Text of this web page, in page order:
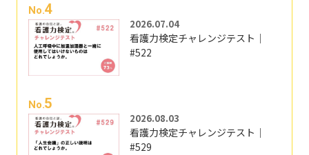
No.4
2026.07.04
看護力検定チャレンジテスト｜
#522
No.5
2026.08.03
看護力検定チャレンジテスト｜
#529